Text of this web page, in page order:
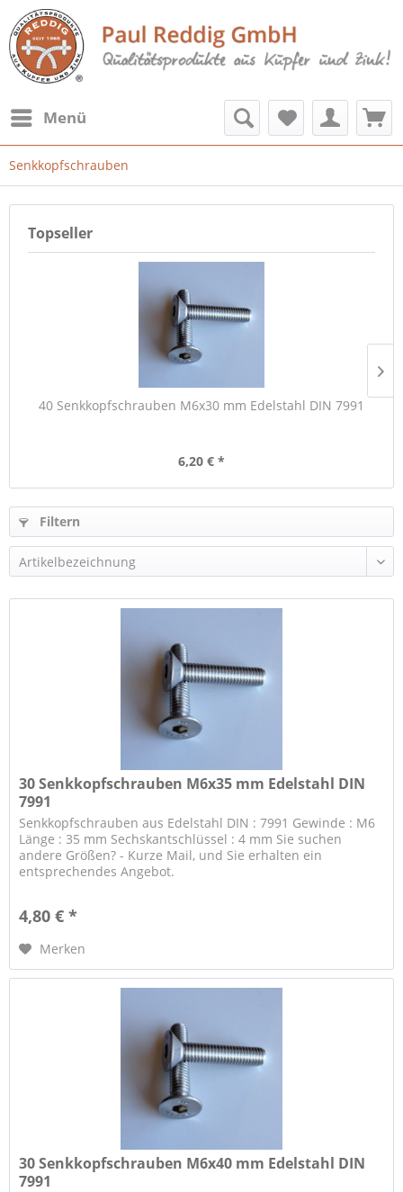
Menü
Senkkopfschrauben
Topseller
40 Senkkopfschrauben M6x30 mm Edelstahl DIN 7991
6,20 € *
Filtern
30 Senkkopfschrauben M6x35 mm Edelstahl DIN
7991
Senkkopfschrauben aus Edelstahl DIN : 7991 Gewinde : M6
Länge : 35 mm Sechskantschlüssel : 4 mm Sie suchen
andere Größen? - Kurze Mail, und Sie erhalten ein
entsprechendes Angebot.
4,80 € *
Merken
30 Senkkopfschrauben M6x40 mm Edelstahl DIN
7991